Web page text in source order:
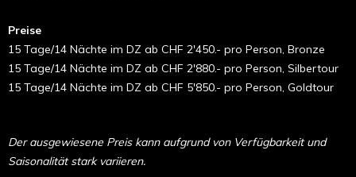
Preise
15 Tage/14 Nächte im DZ ab CHF 2'450.- pro Person, Bronze
15 Tage/14 Nächte im DZ ab CHF 2'880.- pro Person, Silbertour
15 Tage/14 Nächte im DZ ab CHF 5'850.- pro Person, Goldtour
Der ausgewiesene Preis kann aufgrund von Verfügbarkeit und
Saisonalität stark variieren.